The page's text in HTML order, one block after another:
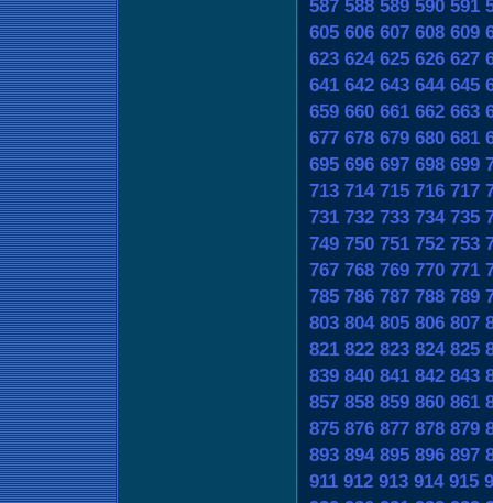
587 588 589 590 591
605 606 607 608 609
623 624 625 626 627
641 642 643 644 645
659 660 661 662 663
677 678 679 680 681
695 696 697 698 699
713 714 715 716 717
731 732 733 734 735
749 750 751 752 753
767 768 769 770 771
785 786 787 788 789
803 804 805 806 807
821 822 823 824 825
839 840 841 842 843
857 858 859 860 861
875 876 877 878 879
893 894 895 896 897
911 912 913 914 915